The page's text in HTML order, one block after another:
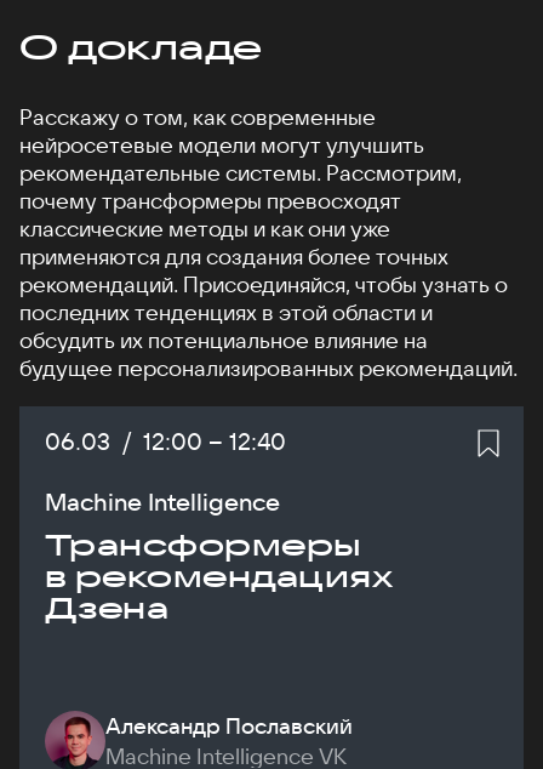
О докладе
Расскажу о том, как современные
нейросетевые модели могут улучшить
рекомендательные системы. Рассмотрим,
почему трансформеры превосходят
классические методы и как они уже
применяются для создания более точных
рекомендаций. Присоединяйся, чтобы узнать о
последних тенденциях в этой области и
обсудить их потенциальное влияние на
будущее персонализированных рекомендаций.
Дата:
06.03 / Начало:
12:00 – Конец:
12:40
Machine Intelligence
Трансформеры
в рекомендациях
Дзена
Александр Пославский
Machine Intelligence VK